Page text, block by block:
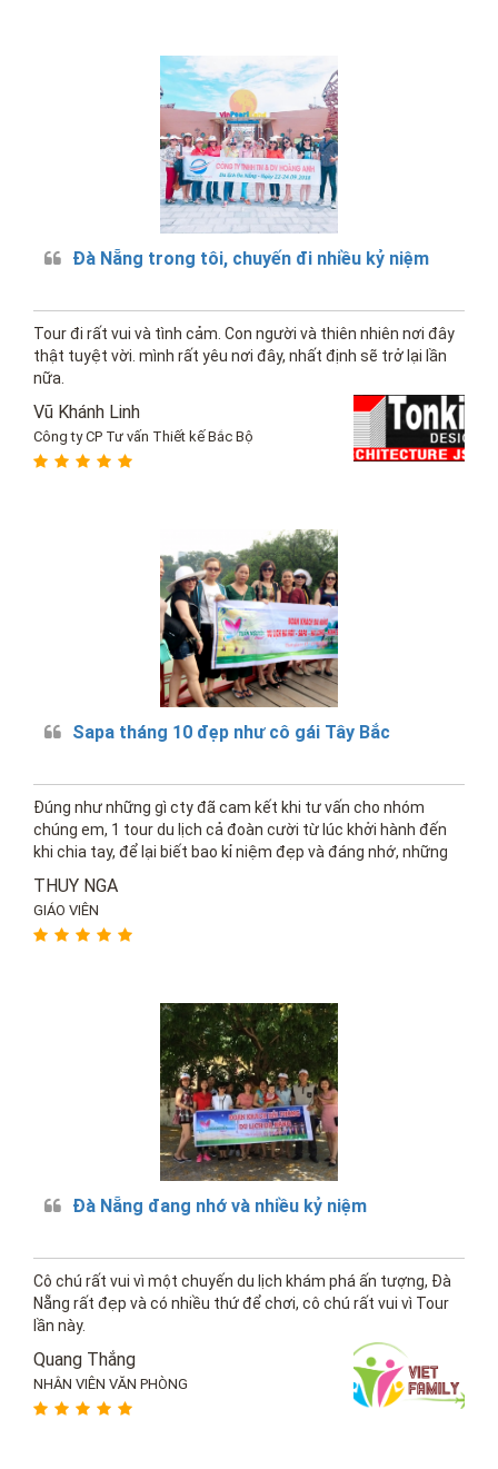
Đà Nẵng trong tôi, chuyến đi nhiều kỷ niệm
Tour đi rất vui và tình cảm. Con người và thiên nhiên nơi đây
thật tuyệt vời. mình rất yêu nơi đây, nhất định sẽ trở lại lần
nữa.
Vũ Khánh Linh
Công ty CP Tư vấn Thiết kế Bắc Bộ
Sapa tháng 10 đẹp như cô gái Tây Bắc
Đúng như những gì cty đã cam kết khi tư vấn cho nhóm
chúng em, 1 tour du lịch cả đoàn cười từ lúc khởi hành đến
khi chia tay, để lại biết bao kỉ niệm đẹp và đáng nhớ, những
THUY NGA
GIÁO VIÊN
Đà Nẵng đang nhớ và nhiều kỷ niệm
Cô chú rất vui vì một chuyến du lịch khám phá ấn tượng, Đà
Nẵng rất đẹp và có nhiều thứ để chơi, cô chú rất vui vì Tour
lần này.
Quang Thắng
NHÂN VIÊN VĂN PHÒNG